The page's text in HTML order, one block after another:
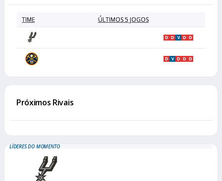
TIME ÚLTIMOS 5 JOGOS
D D V D D
D V D D D
Próximos Rivais
LÍDERES DO MOMENTO